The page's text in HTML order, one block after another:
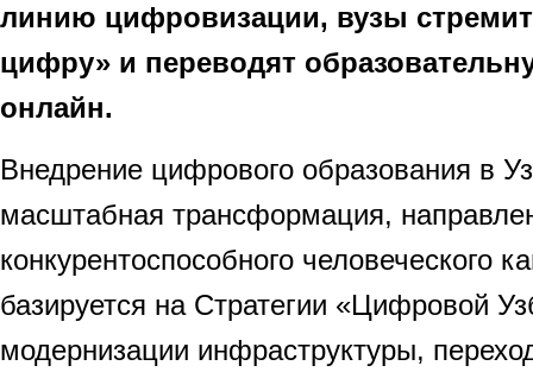
линию цифровизации, вузы
цифру» и переводят
онлайн.
Внедрение цифрового образования в
масштабная трансформация,
конкурентоспособного человеческого
базируется на Стратегии «Цифровой
модернизации инфраструктуры,